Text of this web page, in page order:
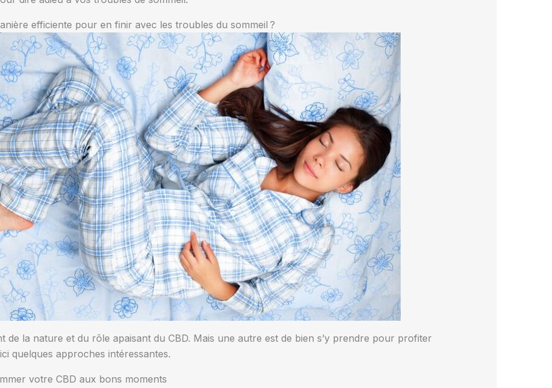
efficiente pour en finir avec les troubles du sommeil ?
de la nature et du rôle apaisant du CBD. Mais une autre est de bien s’y prendre pour profiter
quelques approches intéressantes.
votre CBD aux bons moments